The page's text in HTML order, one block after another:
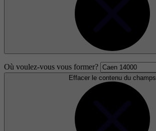
Où voulez-vous vous former?
Effacer le contenu du champs